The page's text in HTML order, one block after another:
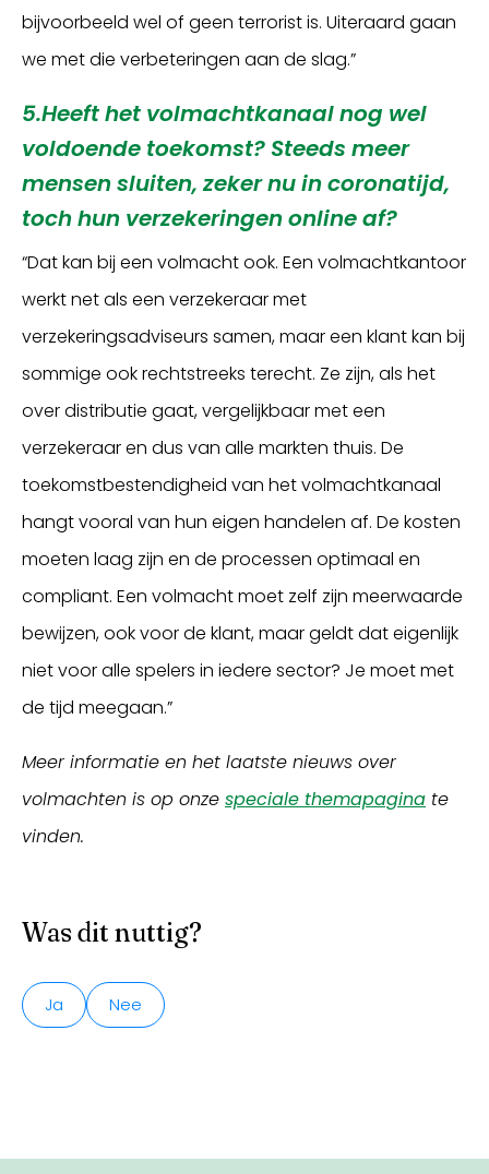
bijvoorbeeld wel of geen terrorist is. Uiteraard gaan
we met die verbeteringen aan de slag.”
5.Heeft het volmachtkanaal nog wel
voldoende toekomst? Steeds meer
mensen sluiten, zeker nu in coronatijd,
toch hun verzekeringen online af?
“Dat kan bij een volmacht ook. Een volmachtkantoor
werkt net als een verzekeraar met
verzekeringsadviseurs samen, maar een klant kan bij
sommige ook rechtstreeks terecht. Ze zijn, als het
over distributie gaat, vergelijkbaar met een
verzekeraar en dus van alle markten thuis. De
toekomstbestendigheid van het volmachtkanaal
hangt vooral van hun eigen handelen af. De kosten
moeten laag zijn en de processen optimaal en
compliant. Een volmacht moet zelf zijn meerwaarde
bewijzen, ook voor de klant, maar geldt dat eigenlijk
niet voor alle spelers in iedere sector? Je moet met
de tijd meegaan.”
Meer informatie en het laatste nieuws over
volmachten is op onze speciale themapagina te
vinden.
Was dit nuttig?
Ja Nee